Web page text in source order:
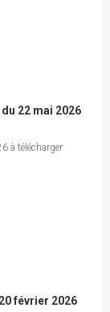
22 mai 2026
à télécharger
février 2026